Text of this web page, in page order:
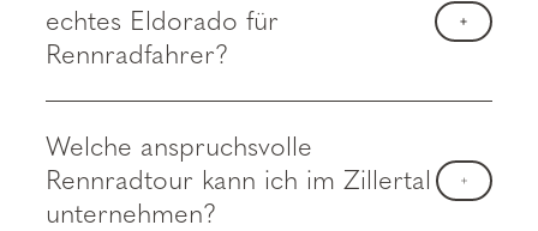
echtes Eldorado für
Rennradfahrer?
Welche anspruchsvolle
Rennradtour kann ich im Zillertal
unternehmen?